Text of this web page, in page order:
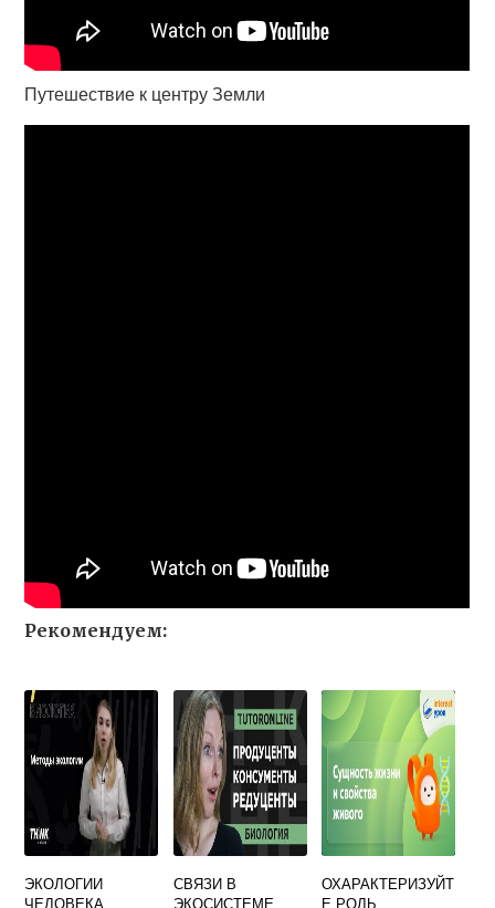
Путешествие к центру Земли
Рекомендуем:
ЭКОЛОГИИ
ЧЕЛОВЕКА
СВЯЗИ В
ЭКОСИСТЕМЕ
ОХАРАКТЕРИЗУЙТ
Е РОЛЬ